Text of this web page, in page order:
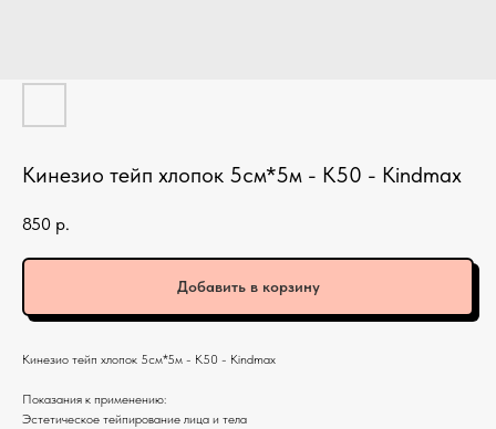
Кинезио тейп хлопок 5см*5м - K50 - Kindmax
850 р.
Добавить в корзину
Кинезио тейп хлопок 5см*5м - K50 - Kindmax
Показания к применению:
Эстетическое тейпирование лица и тела